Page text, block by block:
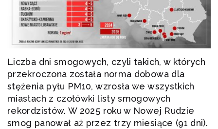
Liczba dni smogowych, czyli takich, w których
przekroczona została norma dobowa dla
stężenia pyłu PM10, wzrosła we wszystkich
miastach z czołówki listy smogowych
rekordzistów. W 2025 roku w Nowej Rudzie
smog panował aż przez trzy miesiące (91 dni).